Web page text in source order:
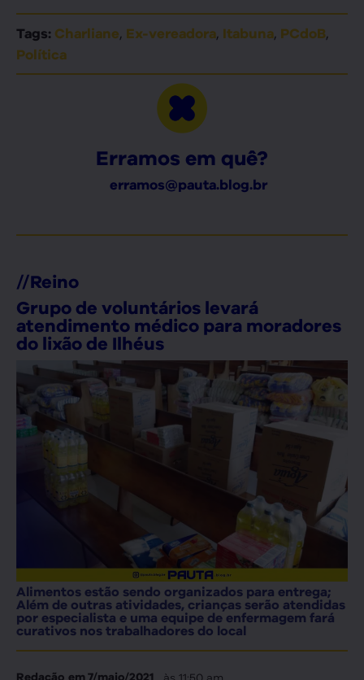
Tags: Charliane, Ex-vereadora, Itabuna, PCdoB,
Política
Erramos em quê?
erramos@pauta.blog.br
//Reino
Grupo de voluntários levará
atendimento médico para moradores
do lixão de Ilhéus
Alimentos estão sendo organizados para entrega;
Além de outras atividades, crianças serão atendidas
por especialista e uma equipe de enfermagem fará
curativos nos trabalhadores do local
Redação em7/maio/2021 , às 11:50 am